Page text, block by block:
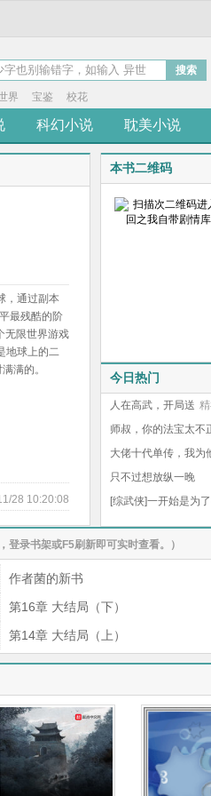
搜索
界 宝鉴 校花
科幻小说 耽美小说
，通过副本
最残酷的阶
无限世界游戏
地球上的二
满的。
28 10:20:08
本书二维码
今日热门
人在高武，开局送
老婆
师叔，你的法宝太不
大佬十代单传，我为
生四宝
只不过想放纵一晚
[综武侠]一开始是为
登录书架或F5刷新即可实时查看。）
作者菌的新书
第16章 大结局（下）
第14章 大结局（上）